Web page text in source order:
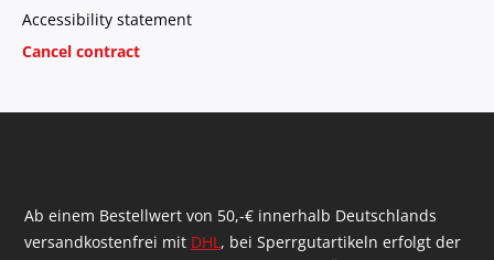
Accessibility statement
Cancel contract
Ab einem Bestellwert von 50,-€ innerhalb Deutschlands
versandkostenfrei mit DHL, bei Sperrgutartikeln erfolgt der